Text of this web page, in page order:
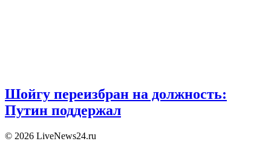
Шойгу переизбран на должность:
Путин поддержал
© 2026 LiveNews24.ru